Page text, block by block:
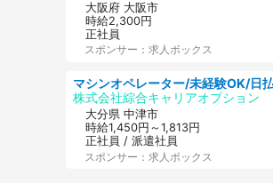
大阪府 大阪市
時給2,300円
正社員
スポンサー：求人ボックス
株式会社綜合キャリアオプション
大分県 中津市
時給1,450円～1,813円
正社員 / 派遣社員
スポンサー：求人ボックス